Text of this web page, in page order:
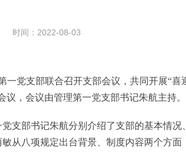
时间：2022-08-03
党支部联合召开支部会议，共同开展“喜
，会议由管理第一党支部书记朱航主持。
部书记朱航分别介绍了支部的基本情况
从八项规定出台背景、制度内容两个方面